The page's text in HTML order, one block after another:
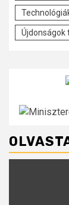
Újdonságok